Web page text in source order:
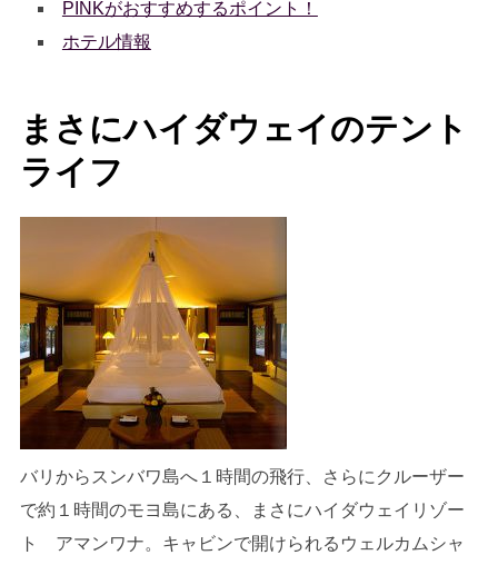
PINKがおすすめするポイント！
ホテル情報
まさにハイダウェイのテント
ライフ
バリからスンバワ島へ１時間の飛行、さらにクルーザー
で約１時間のモヨ島にある、まさにハイダウェイリゾー
ト アマンワナ。キャビンで開けられるウェルカムシャ